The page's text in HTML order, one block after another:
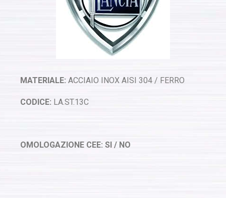
MATERIALE: ACCIAIO INOX AISI 304 / FERRO
CODICE: LA.ST.13C
OMOLOGAZIONE CEE: SI / NO